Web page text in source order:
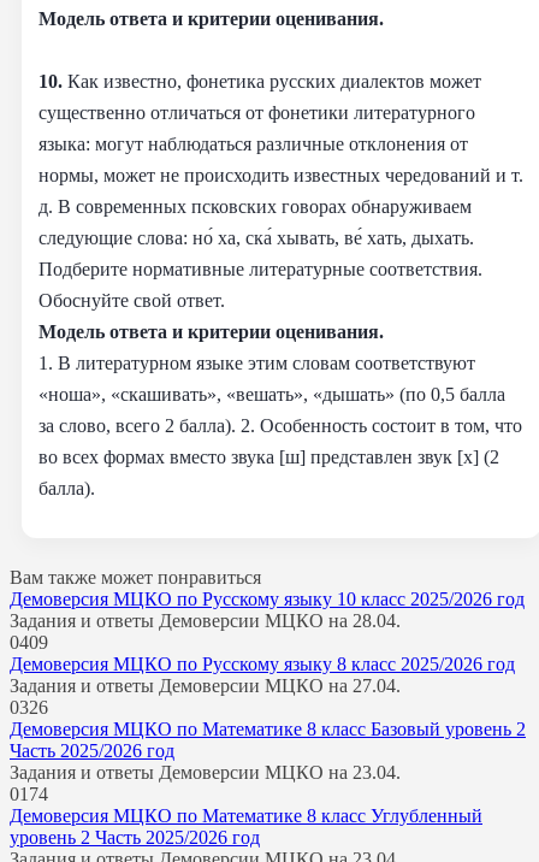
Модель ответа и критерии оценивания.
10. Как известно, фонетика русских диалектов может
существенно отличаться от фонетики литературного
языка: могут наблюдаться различные отклонения от
нормы, может не происходить известных чередований и т.
д. В современных псковских говорах обнаруживаем
следующие слова: но́ ха, ска́ хывать, ве́ хать, дыхать.
Подберите нормативные литературные соответствия.
Обоснуйте свой ответ.
Модель ответа и критерии оценивания.
1. В литературном языке этим словам соответствуют
«ноша», «скашивать», «вешать», «дышать» (по 0,5 балла
за слово, всего 2 балла). 2. Особенность состоит в том, что
во всех формах вместо звука [ш] представлен звук [х] (2
балла).
Вам также может понравиться
Демоверсия МЦКО по Русскому языку 10 класс 2025/2026 год
Задания и ответы Демоверсии МЦКО на 28.04.
0409
Демоверсия МЦКО по Русскому языку 8 класс 2025/2026 год
Задания и ответы Демоверсии МЦКО на 27.04.
0326
Демоверсия МЦКО по Математике 8 класс Базовый уровень 2
Часть 2025/2026 год
Задания и ответы Демоверсии МЦКО на 23.04.
0174
Демоверсия МЦКО по Математике 8 класс Углубленный
уровень 2 Часть 2025/2026 год